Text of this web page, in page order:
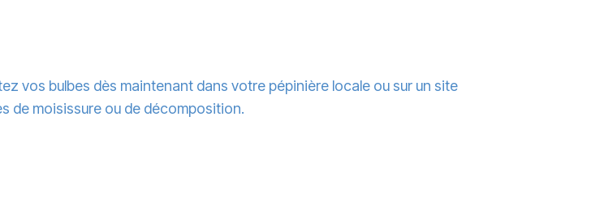
vos bulbes dès maintenant dans votre pépinière locale ou sur un site
de moisissure ou de décomposition.